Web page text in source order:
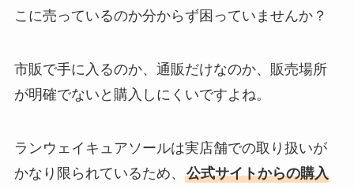
こに売っているのか分からず困っていませんか？
市販で手に入るのか、通販だけなのか、販売場所
が明確でないと購入しにくいですよね。
ランウェイキュアソールは実店舗での取り扱いが
かなり限られているため、 公式サイトからの購入